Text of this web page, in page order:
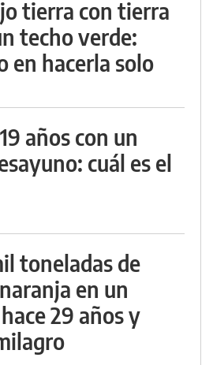
tierra con tierra
techo verde:
en hacerla solo
años con un
cuál es el
toneladas de
en un
29 años y